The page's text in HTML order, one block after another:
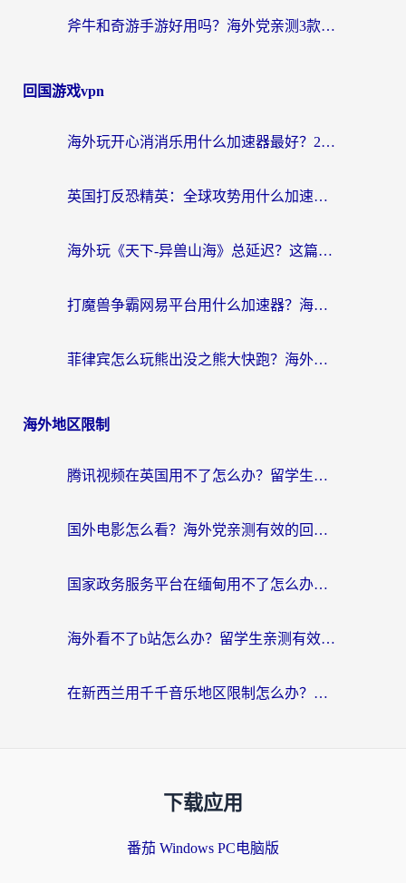
斧牛和奇游手游好用吗？海外党亲测3款回国加速器，选对才能无缝刷国内资源
回国游戏vpn
海外玩开心消消乐用什么加速器最好？2026真实体验指南，告别延迟卡顿
英国打反恐精英：全球攻势用什么加速器？2026年实测有效的国服游戏加速指南
海外玩《天下-异兽山海》总延迟？这篇延迟加速器指南帮你告别卡顿（附日本玩Sky光·遇最高警戒解决方案）
打魔兽争霸网易平台用什么加速器？海外党亲测有效的国服游戏加速指南
菲律宾怎么玩熊出没之熊大快跑？海外党国服游戏加速终极攻略（附3款热门游戏实测）
海外地区限制
腾讯视频在英国用不了怎么办？留学生亲测有效的回国加速器指南
国外电影怎么看？海外党亲测有效的回国加速器选择指南
国家政务服务平台在缅甸用不了怎么办？海外华人必看的回国加速全攻略
海外看不了b站怎么办？留学生亲测有效的回国加速器选择攻略，解决豆瓣音乐、美团外卖难题
在新西兰用千千音乐地区限制怎么办？海外华人必备的回国加速解决方案
下载应用
番茄 Windows PC电脑版